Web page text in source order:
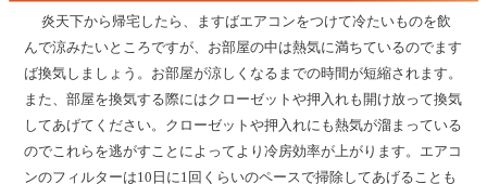
炎天下から帰宅したら、ますばエアコンをつけて冷たいものを飲
んで涼みたいところですが、お部屋の中は熱気に満ちているのでます
ば換気しましょう。お部屋が涼しくなるまでの時間が短縮されます。
また、部屋を換気する際にはクローゼットや押入れも開け放って換気
してあげてください。クローゼットや押入れにも熱気が溜まっている
のでこれらを逃がすことによってより冷房効率が上がります。エアコ
ンのフィルターは10日に1回くらいのペースで掃除してあげることも